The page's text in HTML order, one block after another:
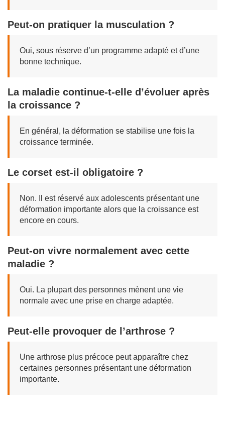
Peut-on pratiquer la musculation ?
Oui, sous réserve d’un programme adapté et d’une
bonne technique.
La maladie continue-t-elle d’évoluer après
la croissance ?
En général, la déformation se stabilise une fois la
croissance terminée.
Le corset est-il obligatoire ?
Non. Il est réservé aux adolescents présentant une
déformation importante alors que la croissance est
encore en cours.
Peut-on vivre normalement avec cette
maladie ?
Oui. La plupart des personnes mènent une vie
normale avec une prise en charge adaptée.
Peut-elle provoquer de l’arthrose ?
Une arthrose plus précoce peut apparaître chez
certaines personnes présentant une déformation
importante.